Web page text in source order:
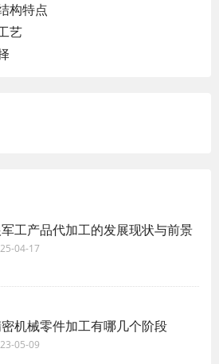
构特点
艺
工产品代加工的发展现状与前景
04-17
机械零件加工有哪几个阶段
05-09